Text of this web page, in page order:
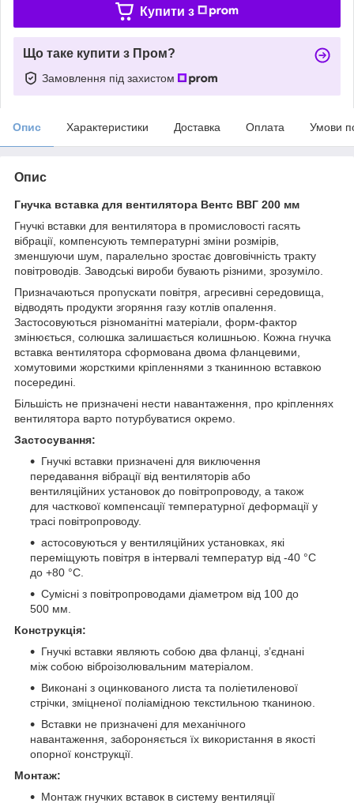
Купити з
Що таке купити з Пром?
Замовлення під захистом
Опис Характеристики Доставка Оплата Умови
Опис
Гнучка вставка для вентилятора Вентс ВВГ 200 мм
Гнучкі вставки для вентилятора в промисловості гасять
вібрації, компенсують температурні зміни розмірів,
зменшуючи шум, паралельно зростає довговічність тракту
повітроводів. Заводські вироби бувають різними, зрозуміло.
Призначаються пропускати повітря, агресивні середовища,
відводять продукти згоряння газу котлів опалення.
Застосовуються різноманітні матеріали, форм-фактор
змінюється, солюшка залишається колишньою. Кожна гнучка
вставка вентилятора сформована двома фланцевими,
хомутовими жорсткими кріпленнями з тканинною вставкою
посередині.
Більшість не призначені нести навантаження, про кріпленнях
вентилятора варто потурбуватися окремо.
Застосування:
Гнучкі вставки призначені для виключення
передавання вібрації від вентиляторів або
вентиляційних установок до повітропроводу, а також
для часткової компенсації температурної деформації у
трасі повітропроводу.
астосовуються у вентиляційних установках, які
переміщують повітря в інтервалі температур від -40 °С
до +80 °С.
Сумісні з повітропроводами діаметром від 100 до
500 мм.
Конструкція:
Гнучкі вставки являють собою два фланці, з’єднані
між собою віброізолювальним матеріалом.
Виконані з оцинкованого листа та поліетиленової
стрічки, зміцненої поліамідною текстильною тканиною.
Вставки не призначені для механічного
навантаження, забороняється їх використання в якості
опорної конструкції.
Монтаж:
Монтаж гнучких вставок в систему вентиляції